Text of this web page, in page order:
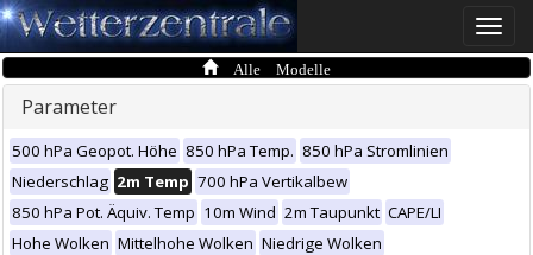
Toggle
Alle Modelle
Parameter
500 hPa Geopot. Höhe 850 hPa Temp. 850 hPa Stromlinien
Niederschlag 2m Temp 700 hPa Vertikalbew
850 hPa Pot. Äquiv. Temp 10m Wind 2m Taupunkt CAPE/LI
Hohe Wolken Mittelhohe Wolken Niedrige Wolken